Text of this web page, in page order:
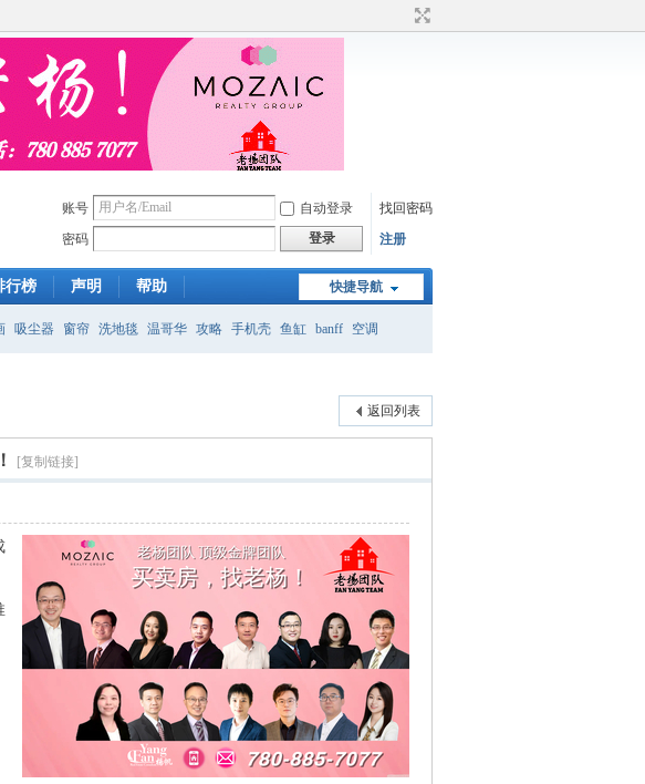
账号 自动登录
找回密码
密码
登录 注册
快捷导航
行榜 声明 帮助
吸尘器 窗帘 洗地毯 温哥华 攻略 手机壳 鱼缸 banff 空调
返回列表
[复制链接]